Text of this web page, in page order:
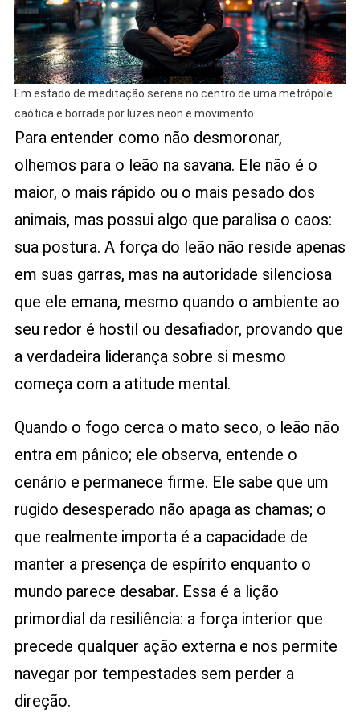
Em estado de meditação serena no centro de uma metrópole
caótica e borrada por luzes neon e movimento.
Para entender como não desmoronar,
olhemos para o leão na savana. Ele não é o
maior, o mais rápido ou o mais pesado dos
animais, mas possui algo que paralisa o caos:
sua postura. A força do leão não reside apenas
em suas garras, mas na autoridade silenciosa
que ele emana, mesmo quando o ambiente ao
seu redor é hostil ou desafiador, provando que
a verdadeira liderança sobre si mesmo
começa com a atitude mental.
Quando o fogo cerca o mato seco, o leão não
entra em pânico; ele observa, entende o
cenário e permanece firme. Ele sabe que um
rugido desesperado não apaga as chamas; o
que realmente importa é a capacidade de
manter a presença de espírito enquanto o
mundo parece desabar. Essa é a lição
primordial da resiliência: a força interior que
precede qualquer ação externa e nos permite
navegar por tempestades sem perder a
direção.